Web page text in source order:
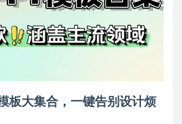
板大集合，一键告别设计烦